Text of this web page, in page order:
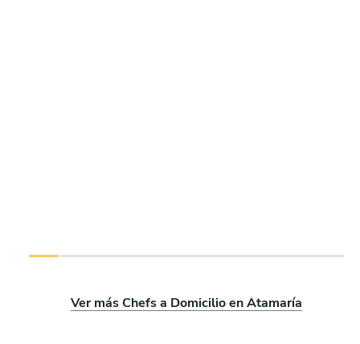
Ver más Chefs a Domicilio en Atamaría